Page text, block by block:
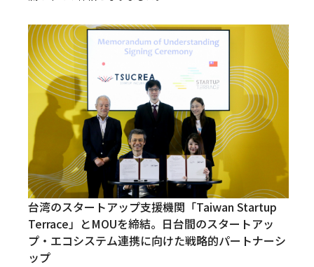
台湾のスタートアップ支援機関「Taiwan Startup
Terrace」とMOUを締結。日台間のスタートアッ
プ・エコシステム連携に向けた戦略的パートナーシ
ップ